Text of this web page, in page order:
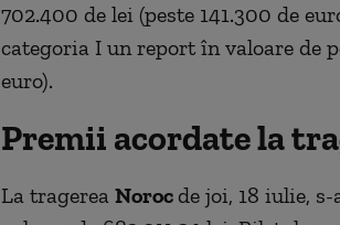
702.400 de lei (peste 141.300 de
categoria I un report în valoare de
euro).
Premii acordate la
La tragerea Noroc de joi, 18 iulie,